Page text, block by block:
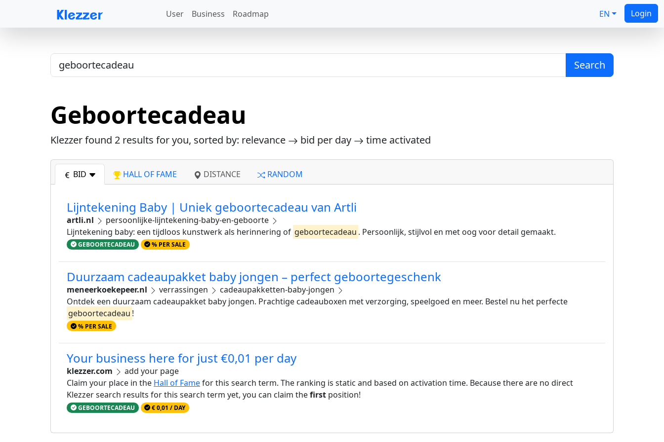
User Business Roadmap EN Login
Search
Geboortecadeau
Klezzer found 2 results for you, sorted by: relevance bid per day time activated
BID HALL OF FAME DISTANCE RANDOM
Lijntekening Baby | Uniek geboortecadeau van Artli
artli.nl
persoonlijke-lijntekening-baby-en-geboorte
Lijntekening baby: een tijdloos kunstwerk als herinnering of geboortecadeau . Persoonlijk, stijlvol en met oog voor detail gemaakt.
GEBOORTECADEAU % PER SALE
Duurzaam cadeaupakket baby jongen – perfect geboortegeschenk
meneerkoekepeer.nl verrassingen
cadeaupakketten-baby-jongen
Ontdek een duurzaam cadeaupakket baby jongen. Prachtige cadeauboxen met verzorging, speelgoed en meer. Bestel nu het perfecte
geboortecadeau !
% PER SALE
Your business here for just €0,01 per day
klezzer.com
add your page
Claim your place in the Hall of Famefor this search term. The ranking is static and based on activation time. Because there are no direct
Klezzer search results for this search term yet, you can claim thefirst position!
GEBOORTECADEAU € 0,01 / DAY